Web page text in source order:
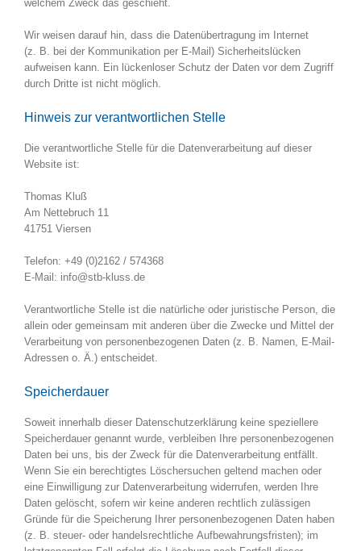
welchem Zweck das geschieht.
Wir weisen darauf hin, dass die Datenübertragung im Internet
(z. B. bei der Kommunikation per E-Mail) Sicherheitslücken
aufweisen kann. Ein lückenloser Schutz der Daten vor dem Zugriff
durch Dritte ist nicht möglich.
Hinweis zur verantwortlichen Stelle
Die verantwortliche Stelle für die Datenverarbeitung auf dieser
Website ist:
Thomas Kluß
Am Nettebruch 11
41751 Viersen
Telefon: +49 (0)2162 / 574368
E-Mail: info@stb-kluss.de
Verantwortliche Stelle ist die natürliche oder juristische Person, die
allein oder gemeinsam mit anderen über die Zwecke und Mittel der
Verarbeitung von personenbezogenen Daten (z. B. Namen, E-Mail-
Adressen o. Ä.) entscheidet.
Speicherdauer
Soweit innerhalb dieser Datenschutzerklärung keine speziellere
Speicherdauer genannt wurde, verbleiben Ihre personenbezogenen
Daten bei uns, bis der Zweck für die Datenverarbeitung entfällt.
Wenn Sie ein berechtigtes Löschersuchen geltend machen oder
eine Einwilligung zur Datenverarbeitung widerrufen, werden Ihre
Daten gelöscht, sofern wir keine anderen rechtlich zulässigen
Gründe für die Speicherung Ihrer personenbezogenen Daten haben
(z. B. steuer- oder handelsrechtliche Aufbewahrungsfristen); im